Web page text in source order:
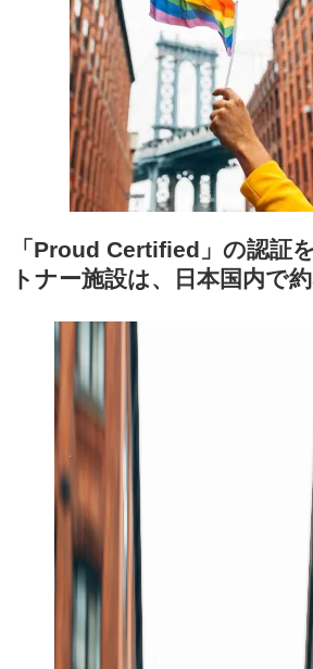
「Proud Certified」の認証
トナー施設は、日本国内で